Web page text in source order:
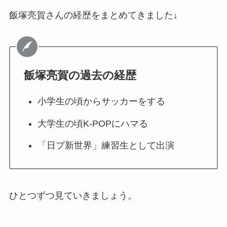
飯塚亮賀さんの経歴をまとめてきました↓
飯塚亮賀の過去の経歴
小学生の頃からサッカーをする
大学生の頃K-POPにハマる
「日プ新世界」練習生として出演
ひとつずつ見ていきましょう。